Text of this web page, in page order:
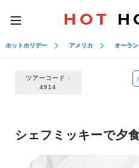
toggle
navigation
HOT
ホットホリデー アメリカ オーラン
ツアーコード :
4914
シェフミッキーで夕